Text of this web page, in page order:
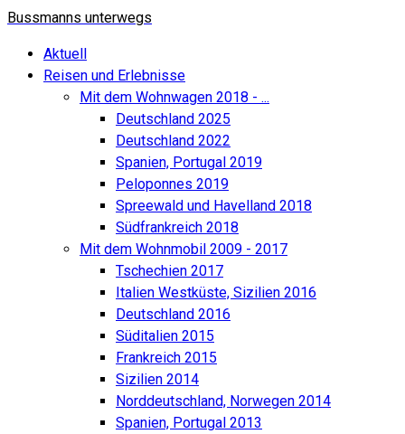
Bussmanns unterwegs
Aktuell
Reisen und Erlebnisse
Mit dem Wohnwagen 2018 - ...
Deutschland 2025
Deutschland 2022
Spanien, Portugal 2019
Peloponnes 2019
Spreewald und Havelland 2018
Südfrankreich 2018
Mit dem Wohnmobil 2009 - 2017
Tschechien 2017
Italien Westküste, Sizilien 2016
Deutschland 2016
Süditalien 2015
Frankreich 2015
Sizilien 2014
Norddeutschland, Norwegen 2014
Spanien, Portugal 2013